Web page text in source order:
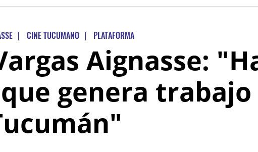
| CINE TUCUMANO | PLATAFORMA
Aignasse:
genera